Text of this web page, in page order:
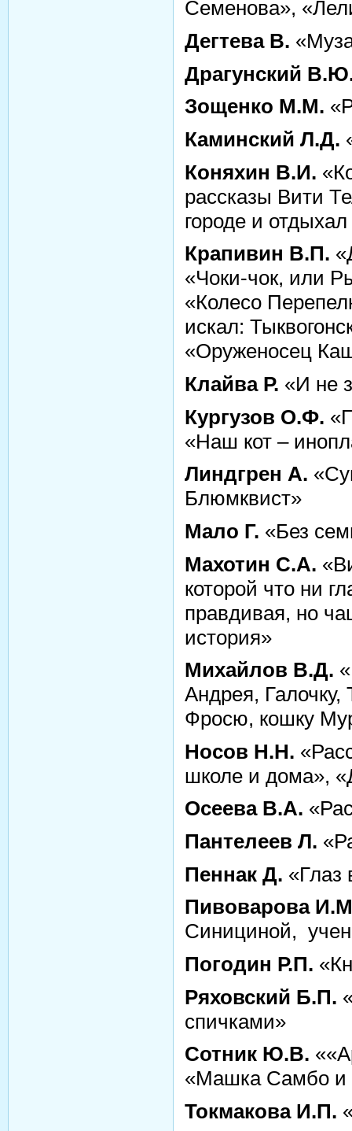
Семенова»,
Дегтева В.
Драгунский
Зощенко М.М.
Каминский Л.Д.
Коняхин В.И.
рассказы Вити
городе и
Крапивин В.П.
«Чоки-чок, или
«Колесо
искал:
«Оруженосец
Клайва Р. «И не
Кургузов О.Ф.
«Наш кот –
Линдгрен А.
Блюмквист»
Мало Г. «Без
Махотин С.А.
которой что ни
правдивая, но
история»
Михайлов В.Д.
Андрея,
Фросю, кошку
Носов Н.Н.
школе и дома»,
Осеева В.А.
Пантелеев Л.
Пеннак Д. «Глаз
Пивоварова
Синициной,
Погодин Р.П.
Ряховский Б.П.
спичками»
Сотник Ю.В.
«Машка Самбо и
Токмакова И.П.